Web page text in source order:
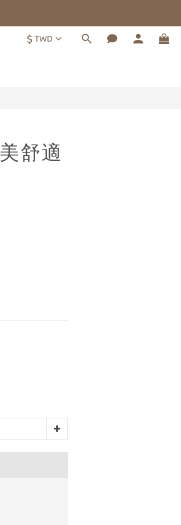
$ TWD
舒適
立即購買